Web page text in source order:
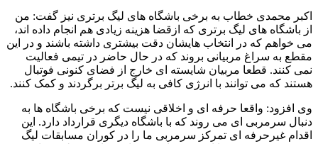
اکبر محمدی خطاب به برخی باشگاه های لیگ برتری نیز گفت: من
از باشگاه های لیگ برتری که ازقضا هزینه زیادی هم انجام داده اند،
می خواهم که در انتخاب هایشان دقت بیشتری داشته باشند و در این
مقطع به سراغ مربیانی بروند که در حال حاضر در تیمی فعالیت
نمی کنند. قطعا مربیان شایسته ای خارج از فضای کنونی فوتبال
هستند که می توانند با انرژی کافی به لیگ برتر برگردند و کمک کنند.
وی افزود: واقعا حرفه ای و اخلاقی نیست که برخی باشگاه ها به
دنبال سرمربی ای می روند که با باشگاه دیگری قرارداد دارد. این
اقدام غیرحرفه ای تمرکز سرمربی ما را در کوران مسابقات لیگ